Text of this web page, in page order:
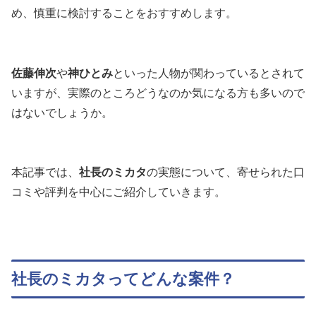
め、慎重に検討することをおすすめします。
佐藤伸次や神ひとみといった人物が関わっているとされて
いますが、実際のところどうなのか気になる方も多いので
はないでしょうか。
本記事では、 社長のミカタの実態について、寄せられた口
コミや評判を中心にご紹介していきます。
社長のミカタってどんな案件？